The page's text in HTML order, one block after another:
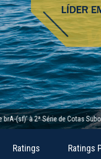
2ª Série de Cotas
Ratings Ratings